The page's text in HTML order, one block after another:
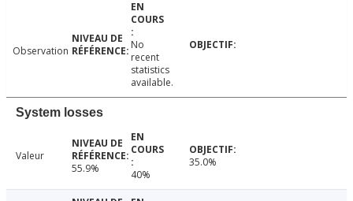
Observation
No
recent
statistics
available.
System losses
Valeur
55.9%
40%
35.0%